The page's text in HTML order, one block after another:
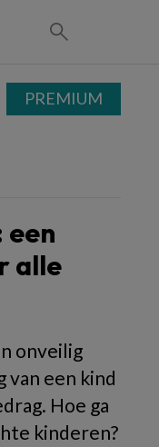
alle
onveilig
van een kind
Hoe ga
kinderen?
PREMIUM